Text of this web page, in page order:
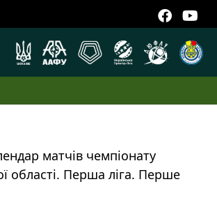
матчів чемпіонату
області. Перша ліга. Перше